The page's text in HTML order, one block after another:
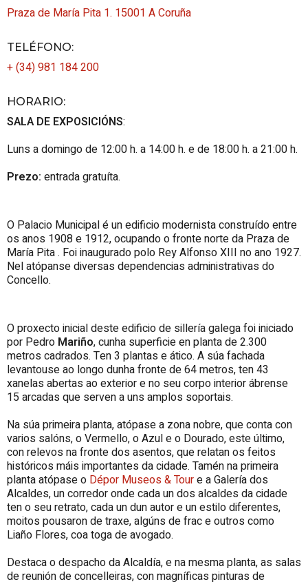
Praza de María Pita 1. 15001 A Coruña
TELÉFONO:
+ (34) 981 184 200
HORARIO:
SALA DE EXPOSICIÓNS:
Luns a domingo de 12:00 h. a 14:00 h. e de 18:00 h. a 21:00 h.
Prezo: entrada gratuíta.
O Palacio Municipal é un edificio modernista construído entre
os anos 1908 e 1912, ocupando o fronte norte da Praza de
María Pita. Foi inaugurado polo ReyAlfonso XIII no ano 1927.
Nel atópanse diversas dependencias administrativas do
Concello.
O proxecto inicial deste edificio de sillería galega foi iniciado
por Pedro Mariño, cunha superficie en planta de 2.300
metros cadrados. Ten 3 plantas e ático. A súa fachada
levantouse ao longo dunha fronte de 64 metros, ten 43
xanelas abertas ao exterior e no seu corpo interior ábrense
15 arcadas que serven a uns amplos soportais.
Na súa primeira planta, atópase a zona nobre, que conta con
varios salóns, o Vermello, o Azul e o Dourado, este último,
con relevos na fronte dos asentos, que relatan os feitos
históricos máis importantes da cidade. Tamén na primeira
planta atópase o Dépor Museos & Toure a Galería dos
Alcaldes, un corredor onde cada un dos alcaldes da cidade
ten o seu retrato, cada un dun autor e un estilo diferentes,
moitos pousaron de traxe, algúns de frac e outros como
Liaño Flores, coa toga de avogado.
Destaca o despacho da Alcaldía, e na mesma planta, as salas
de reunión de concelleiras, con magníficas pinturas de